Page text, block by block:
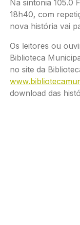
Na sintonia 105.0
18h40, com
nova história vai
Os leitores ou
Biblioteca
no site da
download das